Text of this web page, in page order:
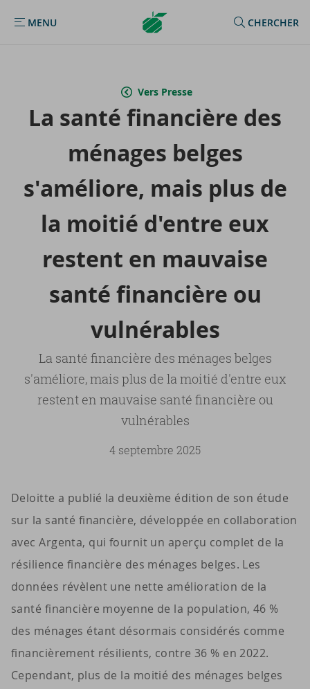
MENU
MENU
Argenta
Homepage
CHERCHER
Vers Presse
La santé fi­nan­cière des
mé­nages belges
s'amé­liore, mais plus de
la moi­tié d'entre eux
res­tent en mau­vaise
santé fi­nan­cière ou
vul­né­rables
La santé financière des ménages belges
s'améliore, mais plus de la moitié d'entre eux
restent en mauvaise santé financière ou
vulnérables
4 septembre 2025
Deloitte a publié la deuxième édition de son étude
sur la santé financière, développée en collaboration
avec Argenta, qui fournit un aperçu complet de la
résilience financière des ménages belges. Les
données révèlent une nette amélioration de la
santé financière moyenne de la population, 46 %
des ménages étant désormais considérés comme
financièrement résilients, contre 36 % en 2022.
Cependant, plus de la moitié des ménages belges